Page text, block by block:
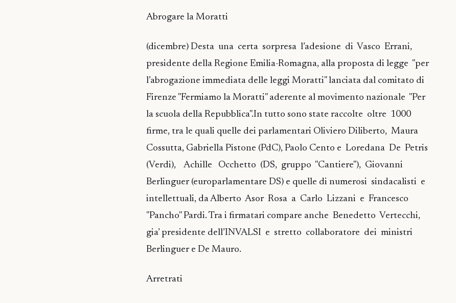
Abrogare la Moratti
(dicembre) Desta una certa sorpresa l’adesione di Vasco Errani,
presidente della Regione Emilia-Romagna, alla proposta di legge "per
l’abrogazione immediata delle leggi Moratti" lanciata dal comitato di
Firenze "Fermiamo la Moratti" aderente al movimento nazionale "Per
la scuola della Repubblica".In tutto sono state raccolte oltre 1000
firme, tra le quali quelle dei parlamentari Oliviero Diliberto, Maura
Cossutta, Gabriella Pistone (PdC), Paolo Cento e Loredana De Petris
(Verdi), Achille Occhetto (DS, gruppo "Cantiere"), Giovanni
Berlinguer (europarlamentare DS) e quelle di numerosi sindacalisti e
intellettuali, da Alberto Asor Rosa a Carlo Lizzani e Francesco
"Pancho" Pardi. Tra i firmatari compare anche Benedetto Vertecchi,
gia’ presidente dell’INVALSI e stretto collaboratore dei ministri
Berlinguer e De Mauro.
Arretrati